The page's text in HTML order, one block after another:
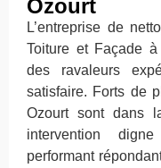
Ozourt
L’entreprise de
Toiture et Façade
des ravaleurs
satisfaire. Forts de
Ozourt sont dans
intervention
performant